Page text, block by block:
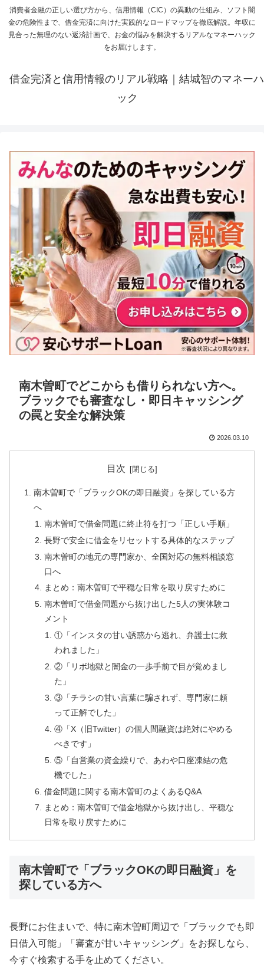
消費者金融の正しい選び方から、信用情報（CIC）の異動の仕組み、ソフト闇
金の危険性まで、借金完済に向けた実践的なロードマップを徹底解説。年収に
見合った無理のない返済計画で、お金の悩みを解決するリアルなマネーハック
をお届けします。
借金完済と信用情報のリアル戦略｜結城智のマネーハ
ック
南木曽町でどこからも借りられない方へ。
ブラックでも審査なし・即日キャッシング
の罠と安全な解決策
2026.03.10
目次
南木曽町で「ブラックOKの即日融資」を探している方
へ
南木曽町で借金問題に終止符を打つ「正しい手順」
長野で安全に借金をリセットする具体的なステップ
南木曽町の地元の専門家か、全国対応の無料相談窓
口へ
まとめ：南木曽町で平穏な日常を取り戻すために
南木曽町で借金問題から抜け出した5人の実体験コ
メント
①「インスタの甘い誘惑から逃れ、弁護士に救
われました」
②「リボ地獄と闇金の一歩手前で目が覚めまし
た」
③「チラシの甘い言葉に騙されず、専門家に頼
って正解でした」
④「X（旧Twitter）の個人間融資は絶対にやめる
べきです」
⑤「自営業の資金繰りで、あわや口座凍結の危
機でした」
借金問題に関する南木曽町のよくあるQ&A
まとめ：南木曽町で借金地獄から抜け出し、平穏な
日常を取り戻すために
南木曽町で「ブラックOKの即日融資」を
探している方へ
長野にお住まいで、特に南木曽町周辺で「ブラックでも即
日借入可能」「審査が甘いキャッシング」をお探しなら、
今すぐ検索する手を止めてください。